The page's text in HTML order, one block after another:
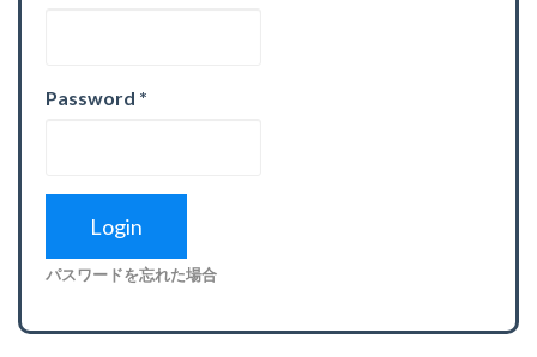
Password *
パスワードを忘れた場合